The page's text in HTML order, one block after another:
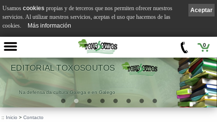
0
EDITORIAL TOXOSOUTOS
Na defensa da cultura Galega e en Galego
:: Inicio > Contacto
Aceptar
Usamos cookies propias y de terceros que nos permiten ofrecer nuestros
servicios. Al utilizar nuestros servicios, aceptas el uso que hacemos de las
cookies.
Más información